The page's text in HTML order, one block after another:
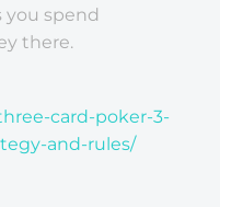
you spend
there.
card-poker-3-
and-rules/